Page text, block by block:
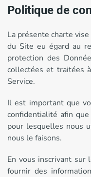
Politique de
La présente charte
du Site eu égard au
protection des
collectées et traitées
Service.
Il est important que
confidentialité afin
pour lesquelles nous
nous le faisons.
En vous inscrivant sur
fournir des